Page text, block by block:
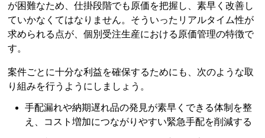
が困難なため、仕掛段階でも原価を把握し、素早く改善し
ていかなくてはなりません。そういったリアルタイム性が
求められる点が、個別受注生産における原価管理の特徴で
す。
案件ごとに十分な利益を確保するためにも、次のような取
り組みを行うようにしましょう。
手配漏れや納期遅れ品の発見が素早くできる体制を整
え、コスト増加につながりやすい緊急手配を削減する